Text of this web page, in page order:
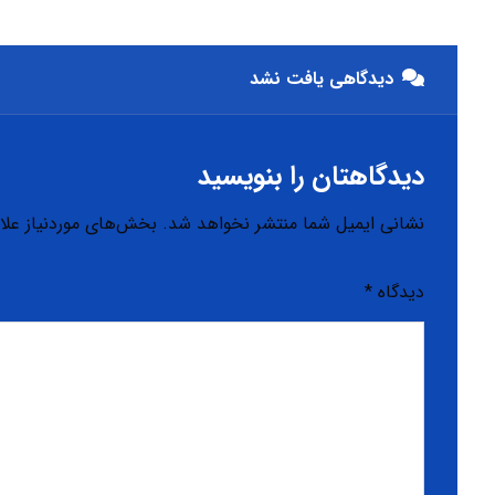
دیدگاهی یافت نشد
دیدگاهتان را بنویسید
نشانی ایمیل شما منتشر نخواهد شد. بخش‌های موردنیاز
دیدگاه *